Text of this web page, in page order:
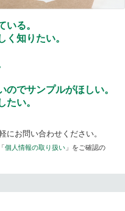
いる。
く知りたい。
でサンプルがほしい。
たい。
にお問い合わせください。
個人情報の取り扱い 」をご確認の